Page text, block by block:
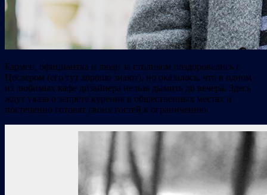
Бармен, официантка и люди за столиком поздоровались с
Цеслером (его тут хорошо знают), но оказалось, что в одном
из любимых кафе дизайнера нельзя дымить до вечера. Здесь
ждут указа о запрете курения в общественных местах и
постепенно готовят своих гостей к ограничению.